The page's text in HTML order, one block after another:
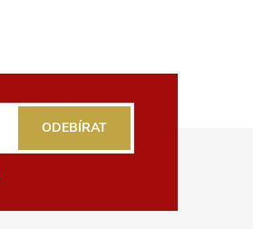
ODEBÍRAT